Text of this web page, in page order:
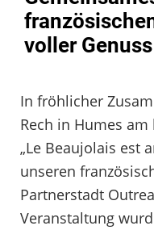
voller
In fröhlicher
Rech in Humes
„Le Beaujolais est
unseren
Partnerstadt
Veranstaltung